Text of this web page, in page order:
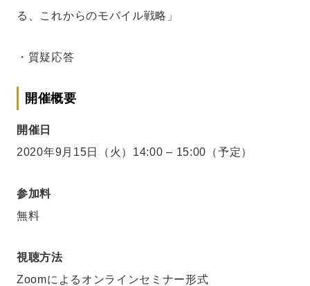
る、これからのモバイル戦略」
・質疑応答
開催概要
開催日
2020年9月15日（火）14:00 – 15:00（予定）
参加料
無料
視聴方法
Zoomによるオンラインセミナー形式